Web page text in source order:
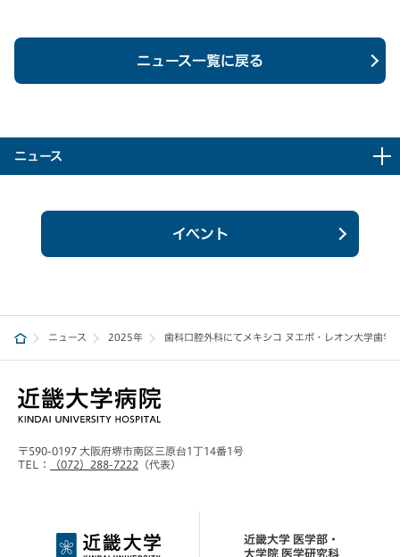
ニュース一覧に戻る
ニュース
イベント
ニュース 2025年 歯科口腔外科にてメキシコ ヌエボ・レオン大学歯学
〒590-0197 大阪府堺市南区三原台1丁14番1号
TEL：
（072）288-7222 （代表）
近畿大学 医学部・
大学院 医学研究科